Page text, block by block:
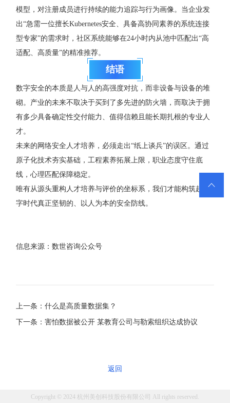
模型，对注册成员进行持续的能力追踪与行为画像。当企业发
出“急需一位擅长Kubernetes安全、具备高协同素养的系统连接
型专家”的需求时，社区系统能够在24小时内从池中匹配出“高
适配、高质量”的精准推荐。
结语
数字安全的本质是人与人的高强度对抗，而非设备与设备的堆
砌。产业的未来不取决于买到了多先进的防火墙，而取决于拥
有多少具备确定性交付能力、值得信赖且能长期扎根的专业人
才。
未来的网络安全人才培养，必须走出“纸上谈兵”的误区。通过
原子化技术夯实基础，工程素养拓展上限，职业态度守住底
线，心理匹配保障稳定。
唯有从源头重构人才培养与评价的坐标系，我们才能构筑起数
字时代真正坚韧的、以人为本的安全防线。
信息来源：数世咨询公众号
上一条：什么是高质量数据集？
下一条：害怕数据被公开 某教育公司与勒索组织达成协议
返回
Copyright © 2024 杭州美创科技股份有限公司 All rights reserved.
